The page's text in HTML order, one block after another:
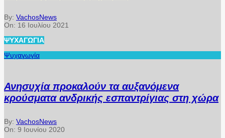
By: VachosNews
On: 16 Ιουλίου 2021
ΨΥΧΑΓΩΓΊΑ
Ψυχαγωγία
Ανησυχία προκαλούν τα αυξανόμενα
κρούσματα ανδρικής εσπαντρίγιας στη χώρα
By: VachosNews
On: 9 Ιουνίου 2020